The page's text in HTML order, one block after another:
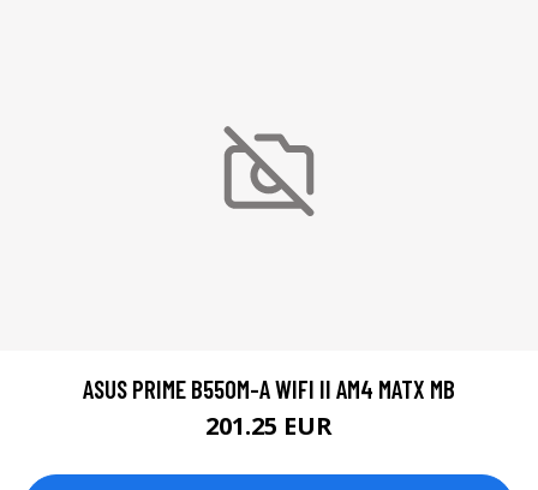
ASUS PRIME B550M-A WIFI II AM4 MATX MB
201.25 EUR